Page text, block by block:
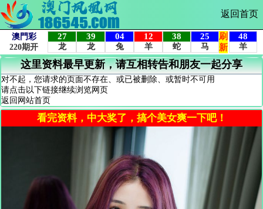
返回首页
这里资料最早更新，请互相转告和朋友一起分享
对不起，您请求的页面不存在、或已被删除、或暂时不可用
请点击以下链接继续浏览网页
返回网站首页
看完资料，中大奖了，搞个美女爽一下吧！